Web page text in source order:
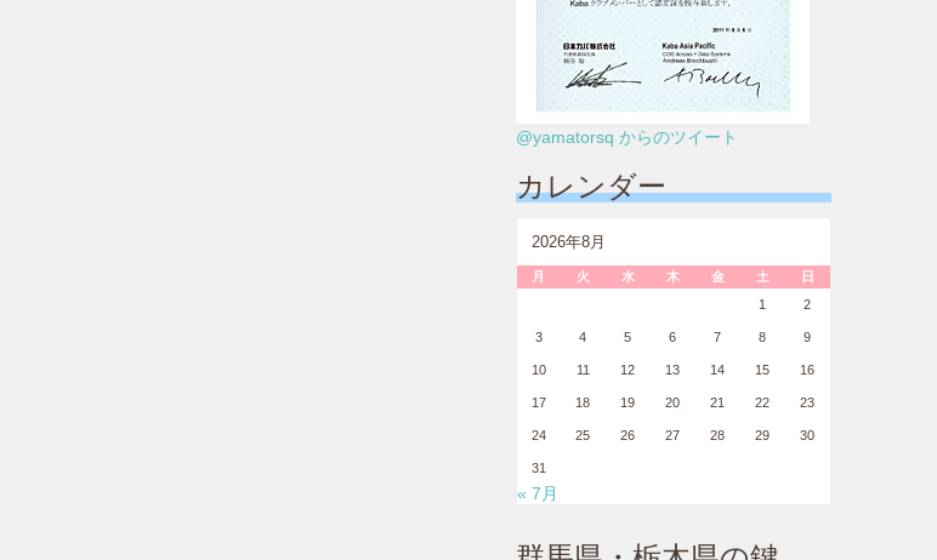
@yamatorsq からのツイート
カレンダー
2026年8月
月 火 水 木 金 土
日
1
2
3 4 5 6 7 8 9
10 11 12 13 14 15 16
17 18 19 20 21 22 23
24 25 26 27 28 29 30
31
« 7月